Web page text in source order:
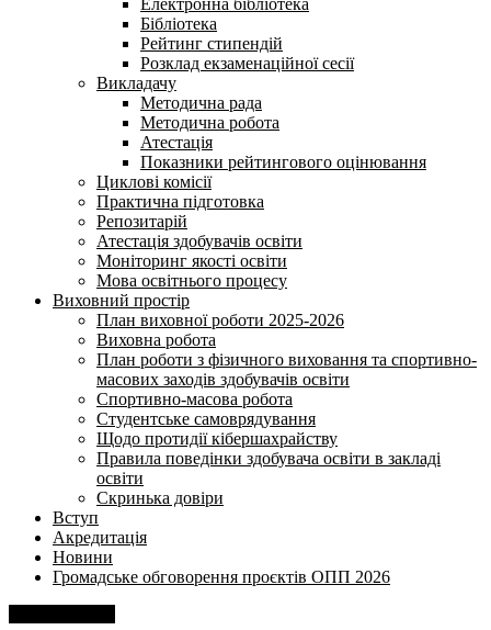
Електронна бібліотека
Бібліотека
Рейтинг стипендій
Розклад екзаменаційної сесії
Викладачу
Методична рада
Методична робота
Атестація
Показники рейтингового оцінювання
Циклові комісії
Практична підготовка
Репозитарій
Атестація здобувачів освіти
Моніторинг якості освіти
Мова освітнього процесу
Виховний простір
План виховної роботи 2025-2026
Виховна робота
План роботи з фізичного виховання та спортивно-
масових заходів здобувачів освіти
Спортивно-масова робота
Студентське самоврядування
Щодо протидії кібершахрайству
Правила поведінки здобувача освіти в закладі
освіти
Скринька довіри
Вступ
Акредитація
Новини
Громадське обговорення проєктів ОПП 2026